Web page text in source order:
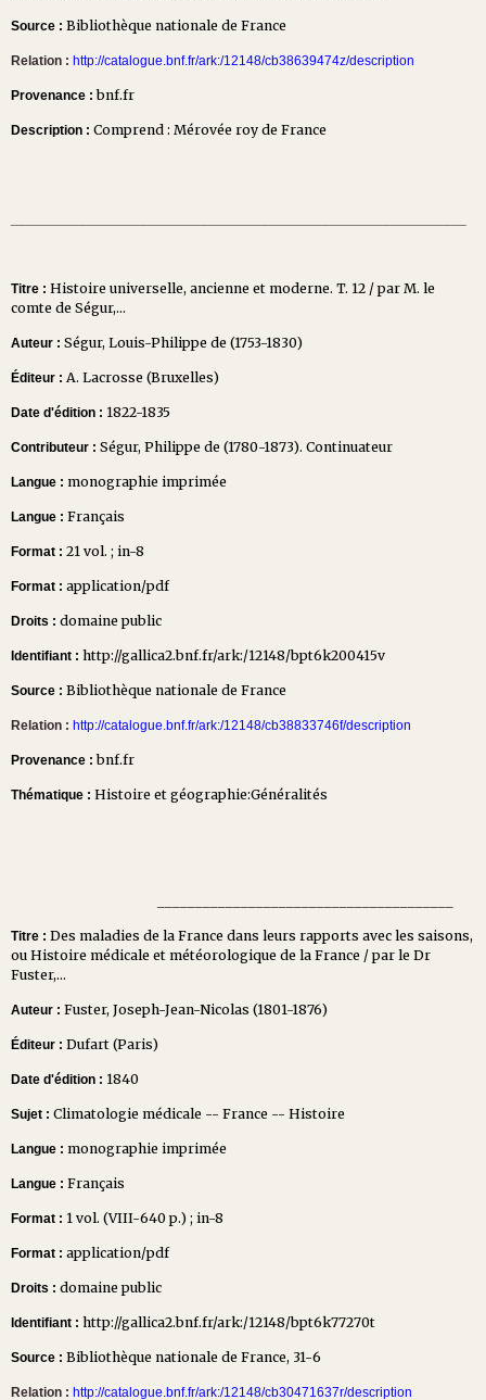
Source : Bibliothèque nationale de France
Relation : http://catalogue.bnf.fr/ark:/12148/cb38639474z/description
Provenance :bnf.fr
Description : Comprend : Mérovée roy de France
Titre : Histoire universelle, ancienne et moderne. T. 12 / par M. le
comte de Ségur,...
Auteur : Ségur, Louis-Philippe de (1753-1830)
Éditeur : A. Lacrosse (Bruxelles)
Date d'édition : 1822-1835
Contributeur : Ségur, Philippe de (1780-1873). Continuateur
Langue : monographie imprimée
Langue : Français
Format : 21 vol. ; in-8
Format : application/pdf
Droits : domaine public
Identifiant : http://gallica2.bnf.fr/ark:/12148/bpt6k200415v
Source : Bibliothèque nationale de France
Relation : http://catalogue.bnf.fr/ark:/12148/cb38833746f/description
Provenance :bnf.fr
Thématique : Histoire et géographie:Généralités
Titre : Des maladies de la France dans leurs rapports avec les saisons,
ou Histoire médicale et météorologique de la France / par le Dr
Fuster,...
Auteur : Fuster, Joseph-Jean-Nicolas (1801-1876)
Éditeur : Dufart (Paris)
Date d'édition : 1840
Sujet : Climatologie médicale -- France -- Histoire
Langue : monographie imprimée
Langue : Français
Format : 1 vol. (VIII-640 p.) ; in-8
Format : application/pdf
Droits : domaine public
Identifiant : http://gallica2.bnf.fr/ark:/12148/bpt6k77270t
Source : Bibliothèque nationale de France, 31-6
Relation : http://catalogue.bnf.fr/ark:/12148/cb30471637r/description